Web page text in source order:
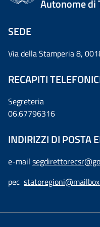
Autonome di
SEDE
Via della Stamperia 8,
RECAPITI
Segreteria
06.67796316
INDIRIZZI DI POSTA
e-mail
pec